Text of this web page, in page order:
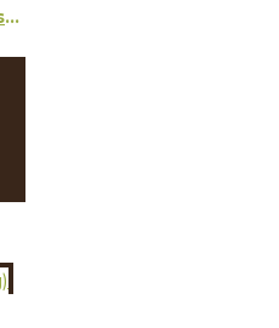
Hišni vložen hrustljavi česen (195 g)